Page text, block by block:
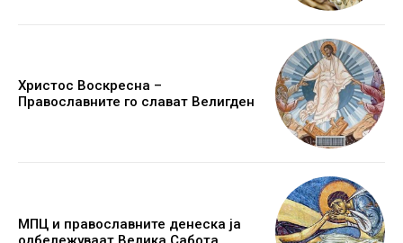
Христос Воскресна –
Православните го слават Велигден
МПЦ и православните денеска ја